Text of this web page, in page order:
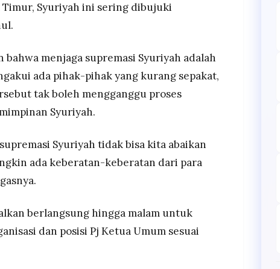
Timur, Syuriyah ini sering dibujuki
bahwa menjaga supremasi Syuriyah adalah
ada pihak-pihak yang kurang sepakat,
tak boleh mengganggu proses
Syuriyah.
Syuriyah tidak bisa kita abaikan
ada keberatan-keberatan dari para
berlangsung hingga malam untuk
dan posisi Pj Ketua Umum sesuai